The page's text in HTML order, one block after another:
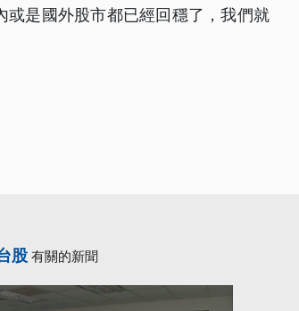
是國外股市都已經回穩了，我們就
股 有關的新聞